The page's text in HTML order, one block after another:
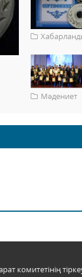
Мәдениет
комитетінің